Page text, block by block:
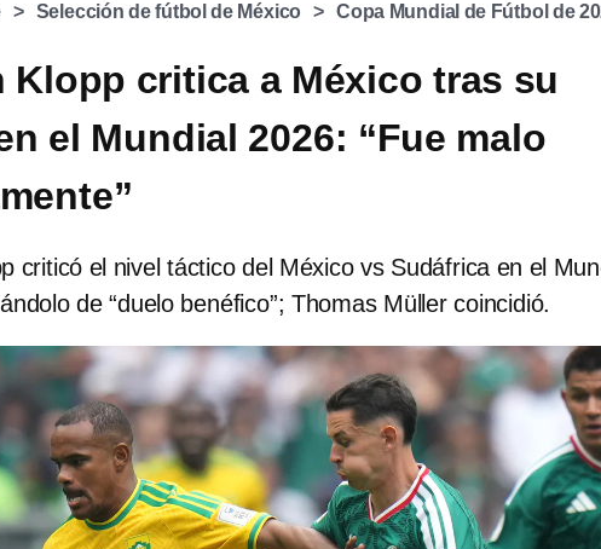
Selección de fútbol de México Copa Mundial de Fútbol de
Klopp critica a México tras su
el Mundial 2026: “Fue malo
criticó el nivel táctico del México vs Sudáfrica en el
de “duelo benéfico”; Thomas Müller coincidió.